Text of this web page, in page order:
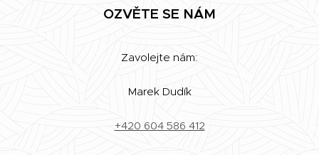
OZVĚTE SE NÁM
Zavolejte nám:
Marek Dudík
+420 604 586 412